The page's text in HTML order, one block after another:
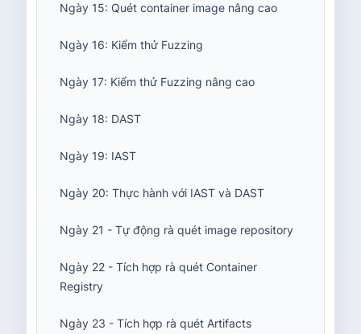
Ngày 15: Quét container image nâng cao
Ngày 16: Kiểm thử Fuzzing
Ngày 17: Kiểm thử Fuzzing nâng cao
Ngày 18: DAST
Ngày 19: IAST
Ngày 20: Thực hành với IAST và DAST
Ngày 21 - Tự động rà quét image repository
Ngày 22 - Tích hợp rà quét Container
Registry
Ngày 23 - Tích hợp rà quét Artifacts